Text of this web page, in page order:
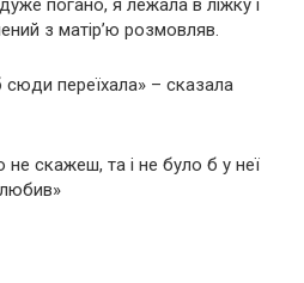
погано, я лежала в ліжку і
з матір’ю розмовляв.
переїхала» – сказала
не скажеш, та і не було б у неї